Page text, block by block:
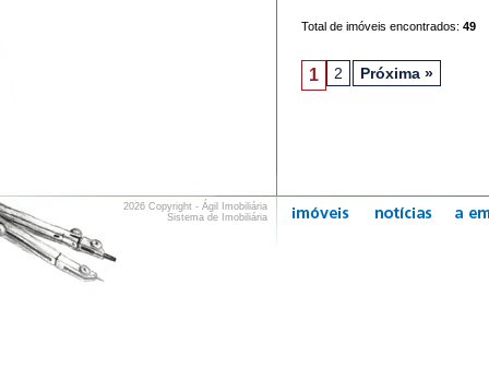
Total de imóveis encontrados: 49
1 2 Próxima »
2026 Copyright - Ágil Imobiliária
Sistema de Imobiliária